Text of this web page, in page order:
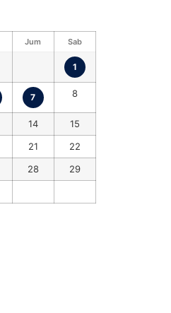
Jum Sab
1
7 8
14
15
21
22
28
29